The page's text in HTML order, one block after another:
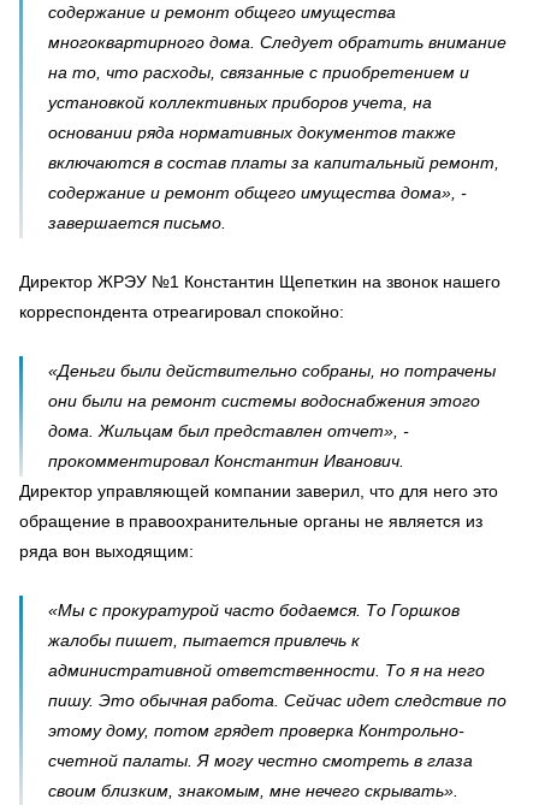
содержание и ремонт общего имущества
многоквартирного дома. Следует обратить внимание
на то, что расходы, связанные с приобретением и
установкой коллективных приборов учета, на
основании ряда нормативных документов также
включаются в состав платы за капитальный ремонт,
содержание и ремонт общего имущества дома», -
завершается письмо.
Директор ЖРЭУ №1 Константин Щепеткин на звонок нашего
корреспондента отреагировал спокойно:
«Деньги были действительно собраны, но потрачены
они были на ремонт системы водоснабжения этого
дома. Жильцам был представлен отчет», -
прокомментировал Константин Иванович.
Директор управляющей компании заверил, что для него это
обращение в правоохранительные органы не является из
ряда вон выходящим:
«Мы с прокуратурой часто бодаемся. То Горшков
жалобы пишет, пытается привлечь к
административной ответственности. То я на него
пишу. Это обычная работа. Сейчас идет следствие по
этому дому, потом грядет проверка Контрольно-
счетной палаты. Я могу честно смотреть в глаза
своим близким, знакомым, мне нечего скрывать».